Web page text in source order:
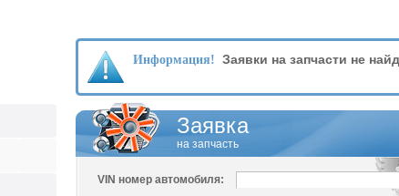
Информация! Заявки на запчасти не
Заявка
на запчасть
VIN номер автомобиля: